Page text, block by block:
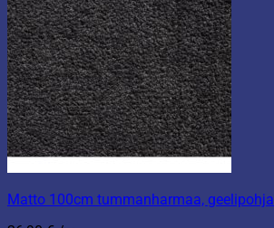
Matto 100cm tummanharmaa, geelipohja